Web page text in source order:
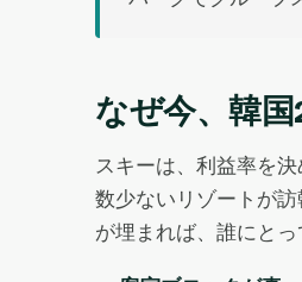
なぜ今、韓
スキーは、利益率を
数少ないリゾートが
が埋まれば、誰にと